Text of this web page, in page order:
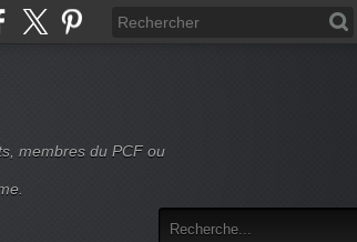
membres du PCF ou